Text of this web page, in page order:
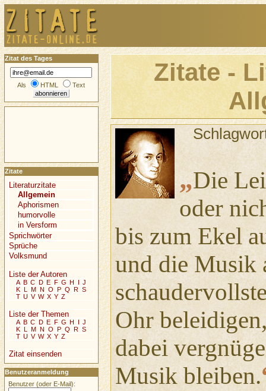
Zitate -
„Die
oder
bis zum Ekel
und die Musik
Ohr
dabei
Musik bleiben.
Zitat des Tages
Als HTML Text
Zitate
Literaturzitate
Allgemein
Aphorismen
humorvolle
in Versform
Sprichwörter
Sprüche
Volksmund
Liste der Autoren
A B C D E F G H I J
K L M N O P Q R S
T U V W X Y Z
Liste der Themen
A B C D E F G H I J
K L M N O P Q R S
T U V W X Y Z
Zitat einsenden
Benutzeranmeldung
Benutzer (oder E-Mail):